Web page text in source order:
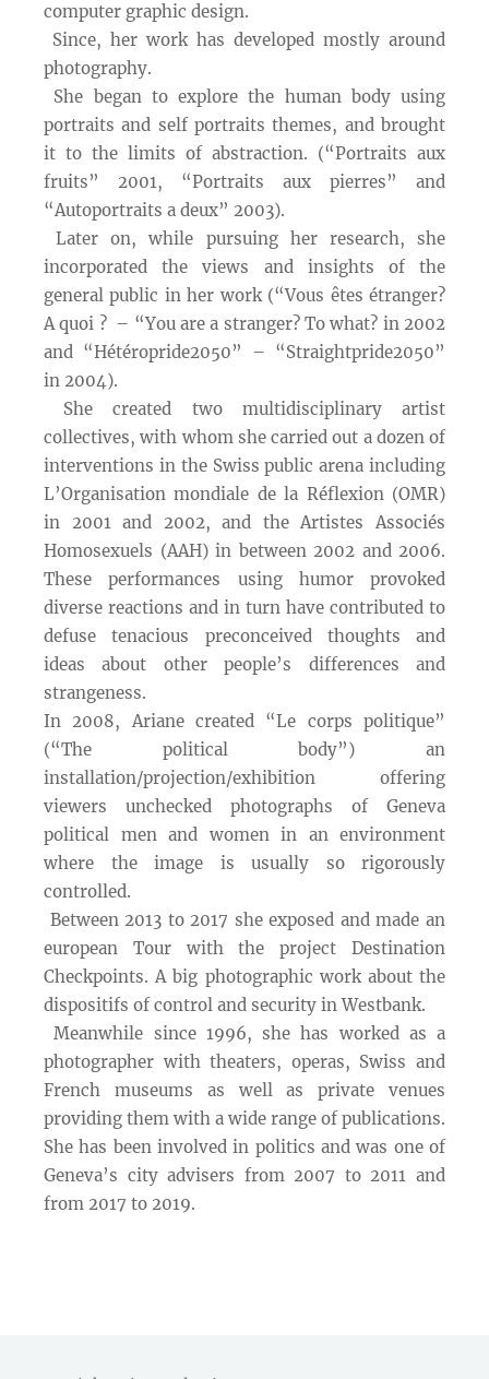
computer graphic design.
Since, her work has developed mostly around
photography.
She began to explore the human body using
portraits and self portraits themes, and brought
it to the limits of abstraction. (“Portraits aux
fruits” 2001, “Portraits aux pierres” and
“Autoportraits a deux” 2003).
Later on, while pursuing her research, she
incorporated the views and insights of the
general public in her work (“Vous êtes étranger?
A quoi ? – “You are a stranger? To what? in 2002
and “Hétéropride2050” – “Straightpride2050”
in 2004).
She created two multidisciplinary artist
collectives, with whom she carried out a dozen of
interventions in the Swiss public arena including
L’Organisation mondiale de la Réflexion (OMR)
in 2001 and 2002, and the Artistes Associés
Homosexuels (AAH) in between 2002 and 2006.
These performances using humor provoked
diverse reactions and in turn have contributed to
defuse tenacious preconceived thoughts and
ideas about other people’s differences and
strangeness.
In 2008, Ariane created “Le corps politique”
(“The political body”) an
installation/projection/exhibition offering
viewers unchecked photographs of Geneva
political men and women in an environment
where the image is usually so rigorously
controlled.
Between 2013 to 2017 she exposed and made an
european Tour with the project Destination
Checkpoints. A big photographic work about the
dispositifs of control and security in Westbank.
Meanwhile since 1996, she has worked as a
photographer with theaters, operas, Swiss and
French museums as well as private venues
providing them with a wide range of publications.
She has been involved in politics and was one of
Geneva’s city advisers from 2007 to 2011 and
from 2017 to 2019.